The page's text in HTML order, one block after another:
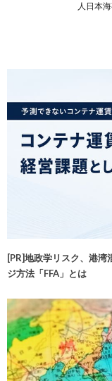
人日本
[PR]地政学リスク、港
ジ方法「FFA」とは